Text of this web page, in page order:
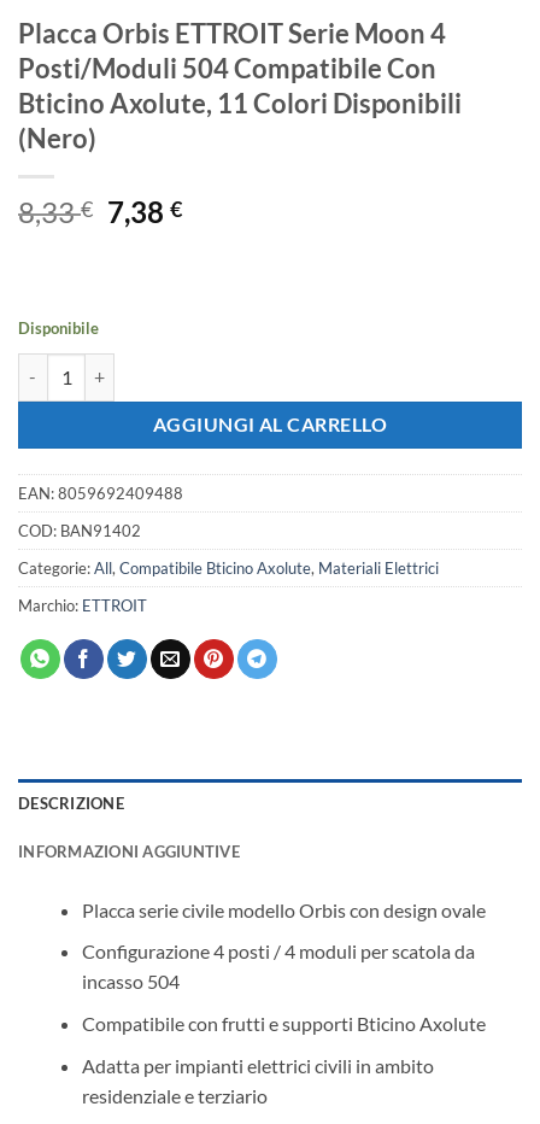
Placca Orbis ETTROIT Serie Moon 4
Posti/Moduli 504 Compatibile Con
Bticino Axolute, 11 Colori Disponibili
(Nero)
8,33€ Il
prezzo
7,38€Il
Disponibile
AGGIUNGI AL CARRELLO
EAN:8059692409488
COD: BAN91402
Categorie:All, Compatibile Bticino Axolute, Materiali Elettrici
Marchio: ETTROIT
DESCRIZIONE
INFORMAZIONI AGGIUNTIVE
Placca serie civile modello Orbis con design ovale
Configurazione 4 posti / 4 moduli per scatola da
incasso 504
Compatibile con frutti e supporti Bticino Axolute
Adatta per impianti elettrici civili in ambito
residenziale e terziario